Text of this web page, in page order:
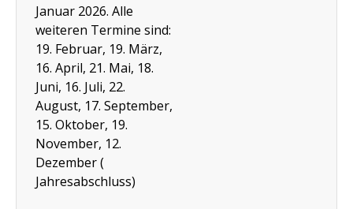
Januar 2026. Alle
weiteren Termine sind:
19. Februar, 19. März,
16. April, 21. Mai, 18.
Juni, 16. Juli, 22.
August, 17. September,
15. Oktober, 19.
November, 12.
Dezember (
Jahresabschluss)